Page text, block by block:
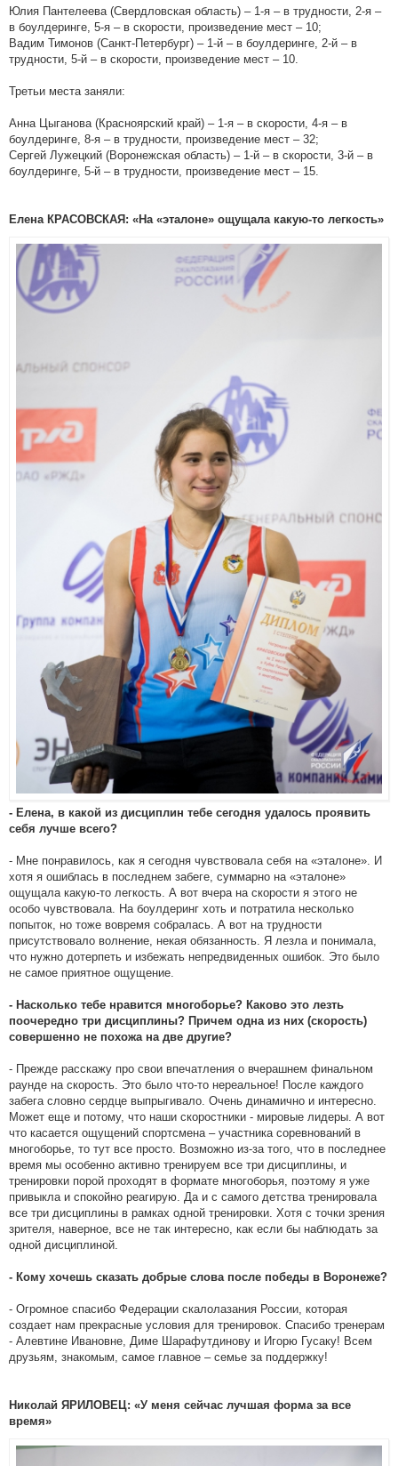
Юлия Пантелеева (Свердловская область) – 1-я – в трудности, 2-я –
в боулдеринге, 5-я – в скорости, произведение мест – 10;
Вадим Тимонов (Санкт-Петербург) – 1-й – в боулдеринге, 2-й – в
трудности, 5-й – в скорости, произведение мест – 10.
Третьи места заняли:
Анна Цыганова (Красноярский край) – 1-я – в скорости, 4-я – в
боулдеринге, 8-я – в трудности, произведение мест – 32;
Сергей Лужецкий (Воронежская область) – 1-й – в скорости, 3-й – в
боулдеринге, 5-й – в трудности, произведение мест – 15.
Елена КРАСОВСКАЯ: «На «эталоне» ощущала какую-то легкость»
- Елена, в какой из дисциплин тебе сегодня удалось проявить
себя лучше всего?
- Мне понравилось, как я сегодня чувствовала себя на «эталоне». И
хотя я ошиблась в последнем забеге, суммарно на «эталоне»
ощущала какую-то легкость. А вот вчера на скорости я этого не
особо чувствовала. На боулдеринг хоть и потратила несколько
попыток, но тоже вовремя собралась. А вот на трудности
присутствовало волнение, некая обязанность. Я лезла и понимала,
что нужно дотерпеть и избежать непредвиденных ошибок. Это было
не самое приятное ощущение.
- Насколько тебе нравится многоборье? Каково это лезть
поочередно три дисциплины? Причем одна из них (скорость)
совершенно не похожа на две другие?
- Прежде расскажу про свои впечатления о вчерашнем финальном
раунде на скорость. Это было что-то нереальное! После каждого
забега словно сердце выпрыгивало. Очень динамично и интересно.
Может еще и потому, что наши скоростники - мировые лидеры. А вот
что касается ощущений спортсмена – участника соревнований в
многоборье, то тут все просто. Возможно из-за того, что в последнее
время мы особенно активно тренируем все три дисциплины, и
тренировки порой проходят в формате многоборья, поэтому я уже
привыкла и спокойно реагирую. Да и с самого детства тренировала
все три дисциплины в рамках одной тренировки. Хотя с точки зрения
зрителя, наверное, все не так интересно, как если бы наблюдать за
одной дисциплиной.
- Кому хочешь сказать добрые слова после победы в Воронеже?
- Огромное спасибо Федерации скалолазания России, которая
создает нам прекрасные условия для тренировок. Спасибо тренерам
- Алевтине Ивановне, Диме Шарафутдинову и Игорю Гусаку! Всем
друзьям, знакомым, самое главное – семье за поддержку!
Николай ЯРИЛОВЕЦ: «У меня сейчас лучшая форма за все
время»